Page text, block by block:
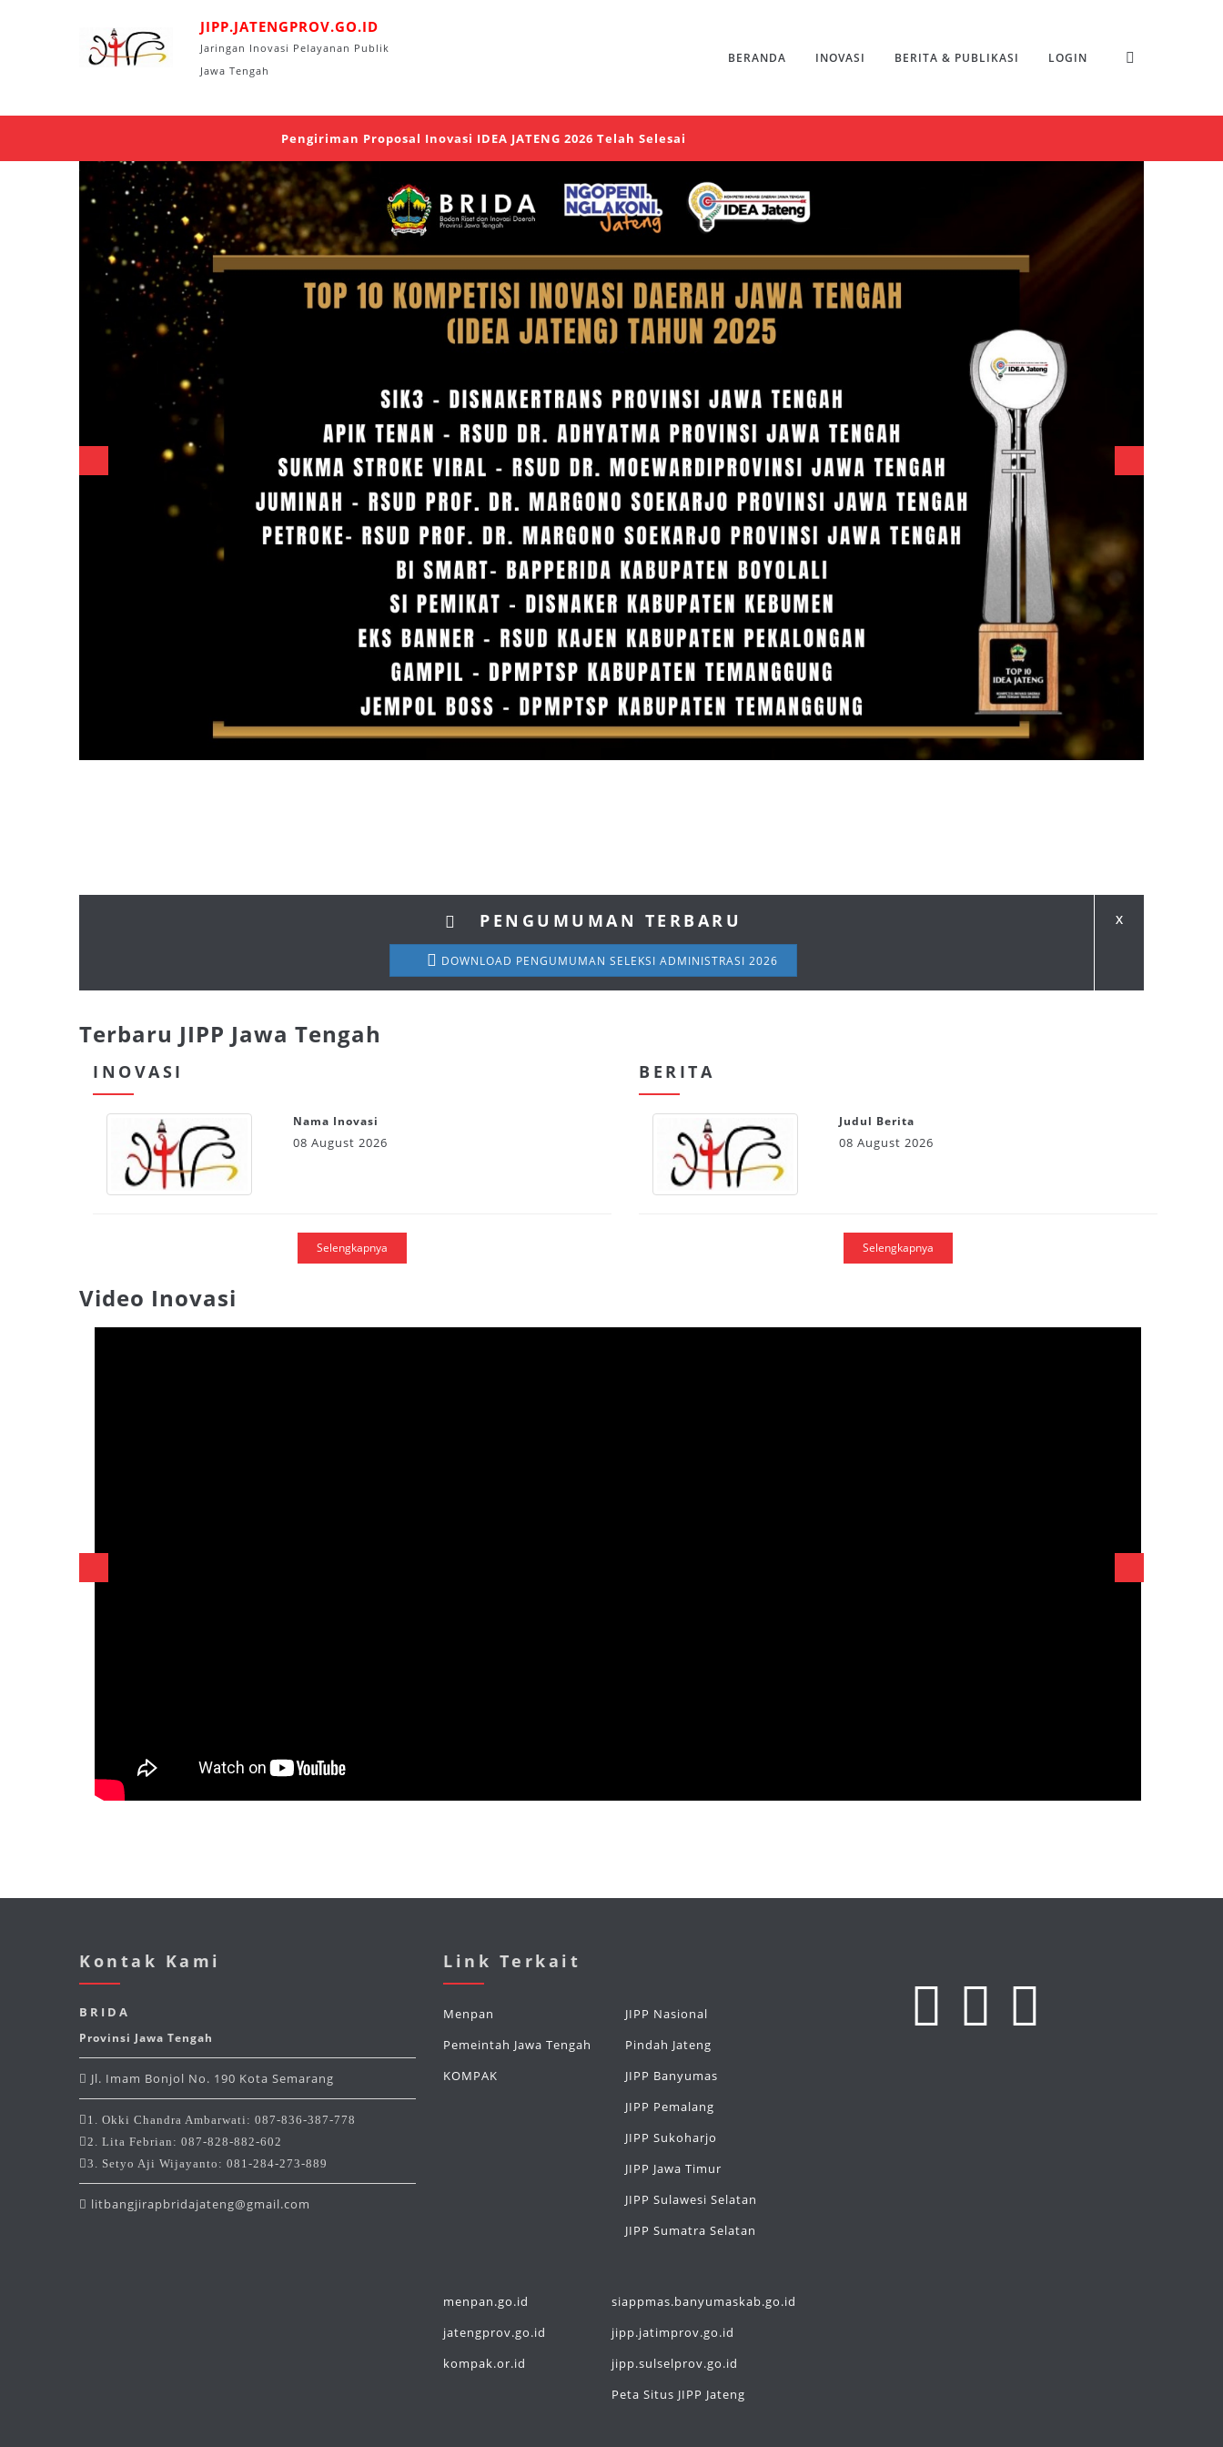
JIPP.JATENGPROV.GO.ID
Jaringan Inovasi Pelayanan Publik
Jawa Tengah
BERANDA INOVASI BERITA & PUBLIKASI LOGIN
Pengiriman Proposal Inovasi IDEA JATENG 2026 Telah Selesai
PENGUMUMAN TERBARU
DOWNLOAD PENGUMUMAN SELEKSI ADMINISTRASI 2026
Terbaru JIPP Jawa Tengah
INOVASI
Nama Inovasi
08 August 2026
Selengkapnya
BERITA
Judul Berita
08 August 2026
Selengkapnya
Video Inovasi
Kontak Kami
BRIDA
Provinsi Jawa Tengah
Jl. Imam Bonjol No. 190 Kota Semarang
1. Okki Chandra Ambarwati: 087-836-387-778
2. Lita Febrian: 087-828-882-602
3. Setyo Aji Wijayanto: 081-284-273-889
litbangjirapbridajateng@gmail.com
Link Terkait
Menpan
Pemeintah Jawa Tengah
KOMPAK
JIPP Nasional
Pindah Jateng
JIPP Banyumas
JIPP Pemalang
JIPP Sukoharjo
JIPP Jawa Timur
JIPP Sulawesi Selatan
JIPP Sumatra Selatan
menpan.go.id
jatengprov.go.id
kompak.or.id
siappmas.banyumaskab.go.id
jipp.jatimprov.go.id
jipp.sulselprov.go.id
Peta Situs JIPP Jateng